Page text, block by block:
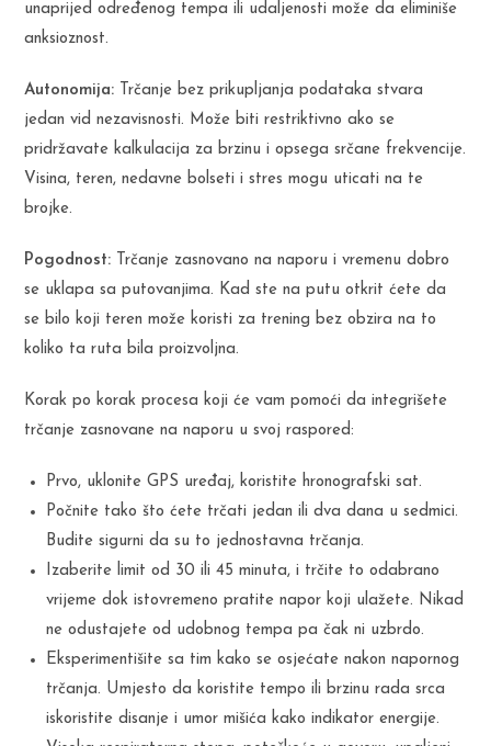
unaprijed određenog tempa ili udaljenosti može da eliminiše
anksioznost.
Autonomija: Trčanje bez prikupljanja podataka stvara
jedan vid nezavisnosti. Može biti restriktivno ako se
pridržavate kalkulacija za brzinu i opsega srčane frekvencije.
Visina, teren, nedavne bolseti i stres mogu uticati na te
brojke.
Pogodnost: Trčanje zasnovano na naporu i vremenu dobro
se uklapa sa putovanjima. Kad ste na putu otkrit ćete da
se bilo koji teren može koristi za trening bez obzira na to
koliko ta ruta bila proizvoljna.
Korak po korak procesa koji će vam pomoći da integrišete
trčanje zasnovane na naporu u svoj raspored:
Prvo, uklonite GPS uređaj, koristite hronografski sat.
Počnite tako što ćete trčati jedan ili dva dana u sedmici.
Budite sigurni da su to jednostavna trčanja.
Izaberite limit od 30 ili 45 minuta, i trčite to odabrano
vrijeme dok istovremeno pratite napor koji ulažete. Nikad
ne odustajete od udobnog tempa pa čak ni uzbrdo.
Eksperimentišite sa tim kako se osjećate nakon napornog
trčanja. Umjesto da koristite tempo ili brzinu rada srca
iskoristite disanje i umor mišića kako indikator energije.